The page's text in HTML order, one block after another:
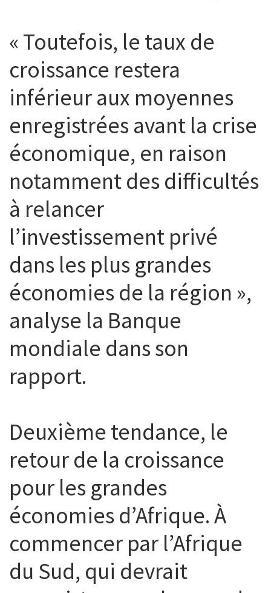
« Toutefois, le taux de
croissance restera
inférieur aux moyennes
enregistrées avant la crise
économique, en raison
notamment des difficultés
à relancer
l’investissement privé
dans les plus grandes
économies de la région »,
analyse la Banque
mondiale dans son
rapport.
Deuxième tendance, le
retour de la croissance
pour les grandes
économies d’Afrique. À
commencer par l’Afrique
du Sud, qui devrait